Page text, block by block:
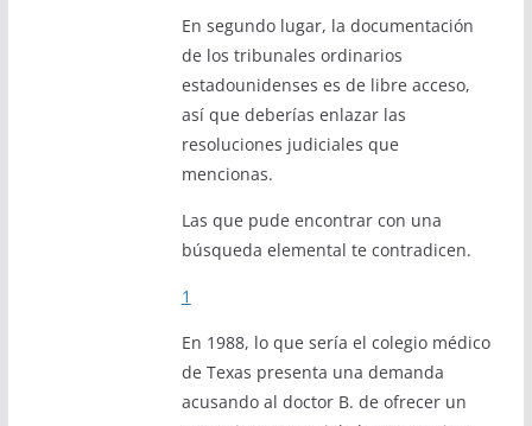
En segundo lugar, la documentación
de los tribunales ordinarios
estadounidenses es de libre acceso,
así que deberías enlazar las
resoluciones judiciales que
mencionas.
Las que pude encontrar con una
búsqueda elemental te contradicen.
1
En 1988, lo que sería el colegio médico
de Texas presenta una demanda
acusando al doctor B. de ofrecer un